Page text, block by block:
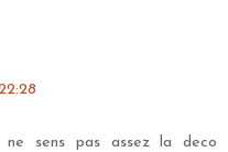
sens pas assez la deco